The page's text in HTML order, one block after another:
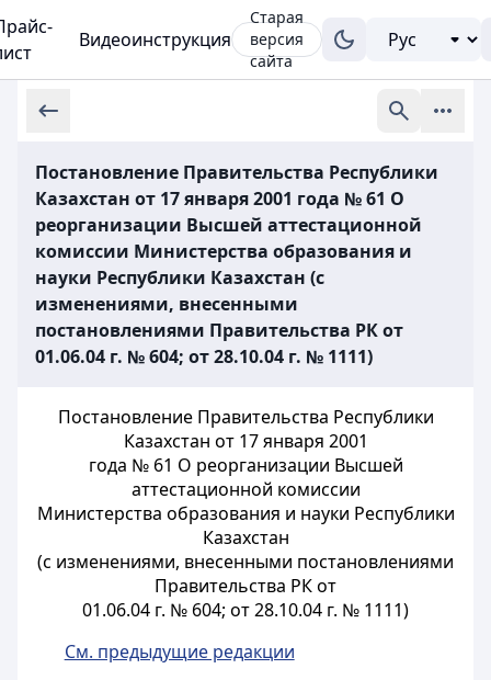
Видеоинструкция
Старая
версия
сайта
Постановление Правительства Республики
Казахстан от 17 января 2001 года № 61 О
реорганизации Высшей аттестационной
комиссии Министерства образования и
науки Республики Казахстан (с
изменениями, внесенными
постановлениями Правительства РК от
01.06.04 г. № 604; от 28.10.04 г. № 1111)
Постановление Правительства Республики
Казахстан от 17 января 2001
года № 61 О реорганизации Высшей
аттестационной комиссии
Министерства образования и науки Республики
Казахстан
(с изменениями, внесенными постановлениями
Правительства РК от
01.06.04 г. № 604; от 28.10.04 г. № 1111)
См. предыдущие редакции